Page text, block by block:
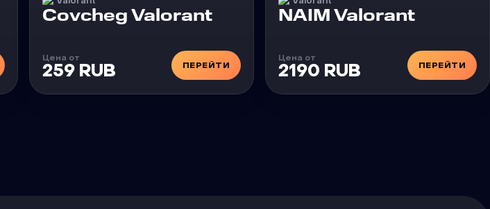
Чит
Covcheg Valorant
Цена от
259 RUB ПЕРЕЙТИ
Чит
NAIM Valorant
Цена от
2190 RUB ПЕРЕЙТИ